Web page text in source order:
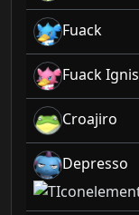
Fuack
Fuack Ignis
Croajiro
Depresso